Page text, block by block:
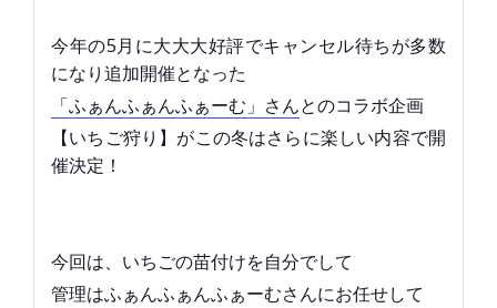
今年の5月に大大大好評でキャンセル待ちが多数
になり追加開催となった
「ふぁんふぁんふぁーむ」さんとのコラボ企画
【いちご狩り】がこの冬はさらに楽しい内容で開
催決定！
今回は、いちごの苗付けを自分でして
管理はふぁんふぁんふぁーむさんにお任せして